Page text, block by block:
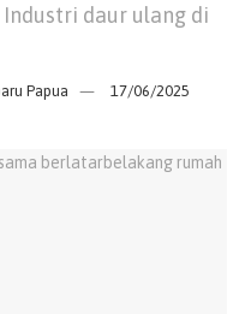
daur ulang di
Papua
17/06/2025